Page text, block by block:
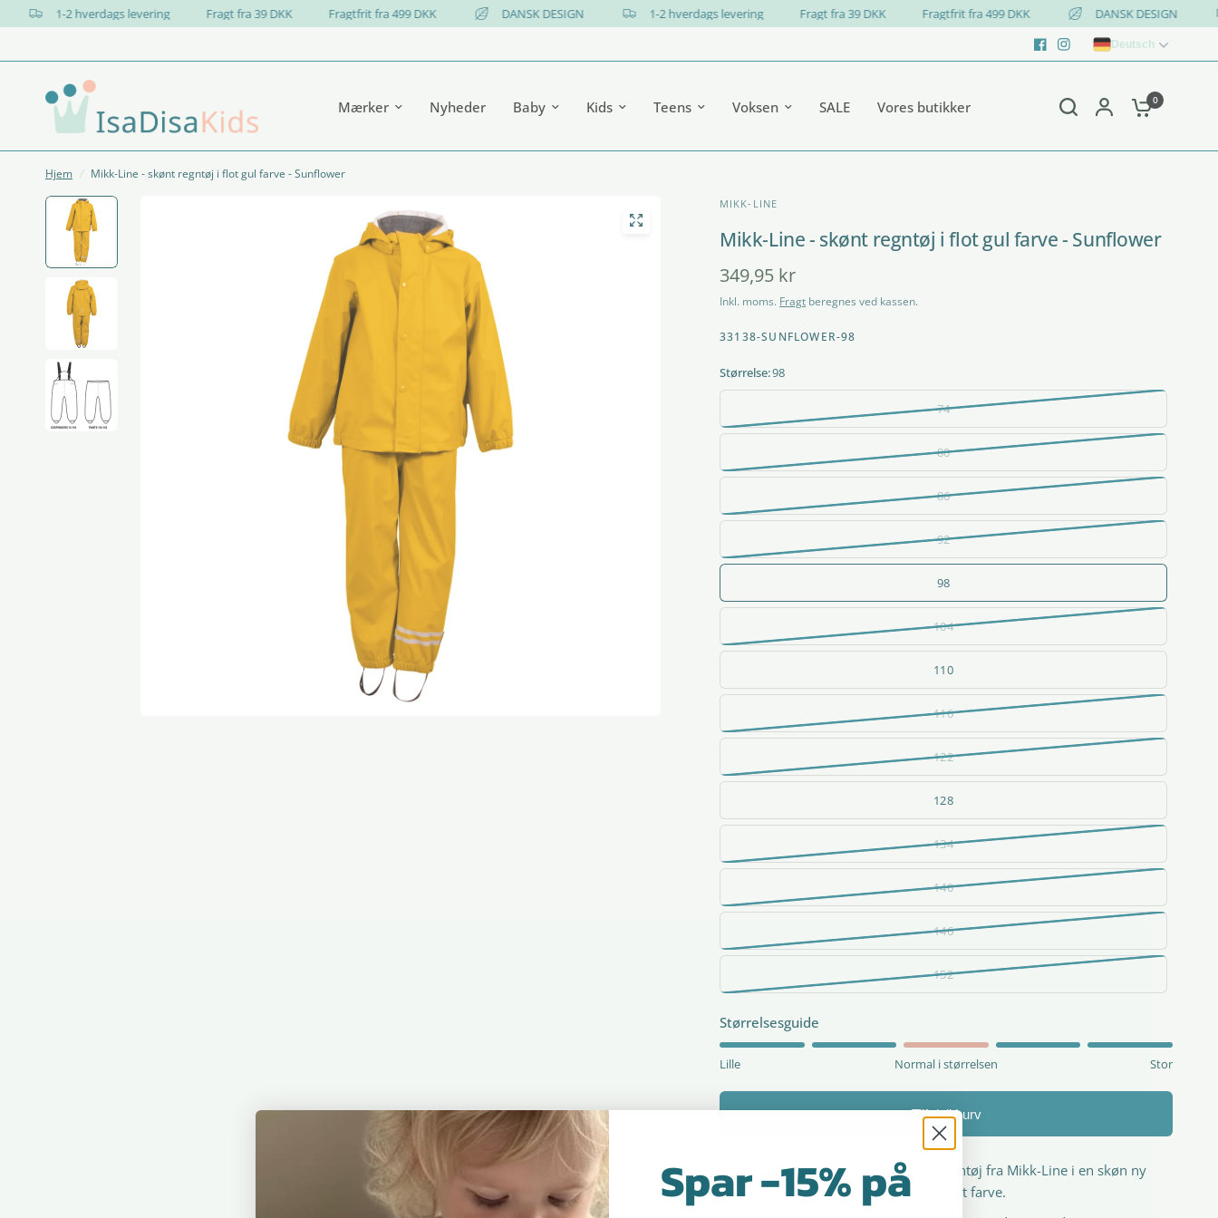
1-2 hverdags levering Fragt fra 39 DKK Fragtfrit fra 499 DKK DANSK DESIGN 1-2 hverdags levering Fragt fra 39 DKK Fragtfrit fra 499 DKK DANSK DESIGN
Deutsch
Mærker Nyheder Baby Kids Teens Voksen SALE Vores butikker 0
Hjem / Mikk-Line - skønt regntøj i flot gul farve - Sunflower
MIKK-LINE
Mikk-Line - skønt regntøj i flot gul farve - Sunflower
349,95 kr
Inkl. moms. Fragt beregnes ved kassen.
33138-SUNFLOWER-98
Størrelse:98
74
80
86
92
98
104
110
116
122
128
134
140
146
152
Størrelsesguide
Lille Normal i størrelsen Stor
Tilføj til kurv
"Rigtigt regntøj" - Skønt og lækkert regntøj fra Mikk-Line i en skøn ny
farve - Sunflower - en gul - en rigtig flot farve.
Spar -15% på